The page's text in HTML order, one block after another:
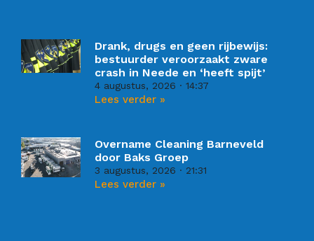
Drank, drugs en geen rijbewijs:
bestuurder veroorzaakt zware
crash in Neede en ‘heeft spijt’
4 augustus, 2026 14:37
Lees verder »
Overname Cleaning Barneveld
door Baks Groep
3 augustus, 2026 21:31
Lees verder »